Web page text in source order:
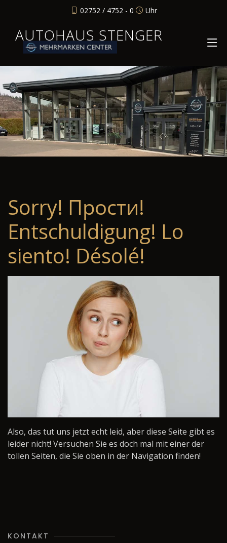
02752 / 4752 - 0 Uhr
AUTOHAUS STENGER
Sorry! Прости!
Entschuldigung! Lo
siento! Désolé!
Also, das tut uns jetzt echt leid, aber diese Seite gibt es
leider nicht! Versuchen Sie es doch mal mit einer der
tollen Seiten, die Sie oben in der Navigation finden!
KONTAKT